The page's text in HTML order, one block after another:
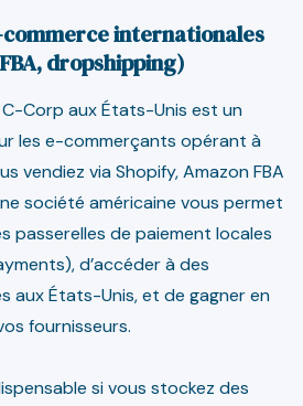
commerce internationales
dropshipping)
C-Corp aux États-Unis est un
les e-commerçants opérant à
vendiez via Shopify, Amazon FBA
société américaine vous permet
passerelles de paiement locales
d’accéder à des
aux États-Unis, et de gagner en
fournisseurs.
si vous stockez des